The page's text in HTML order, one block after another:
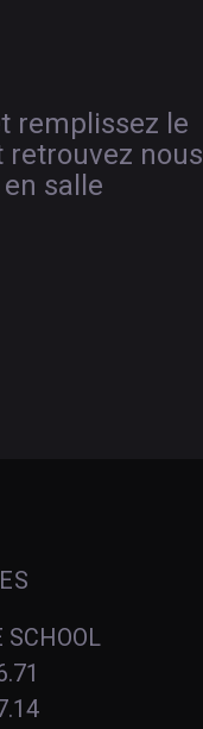
remplissez le
nous
salle